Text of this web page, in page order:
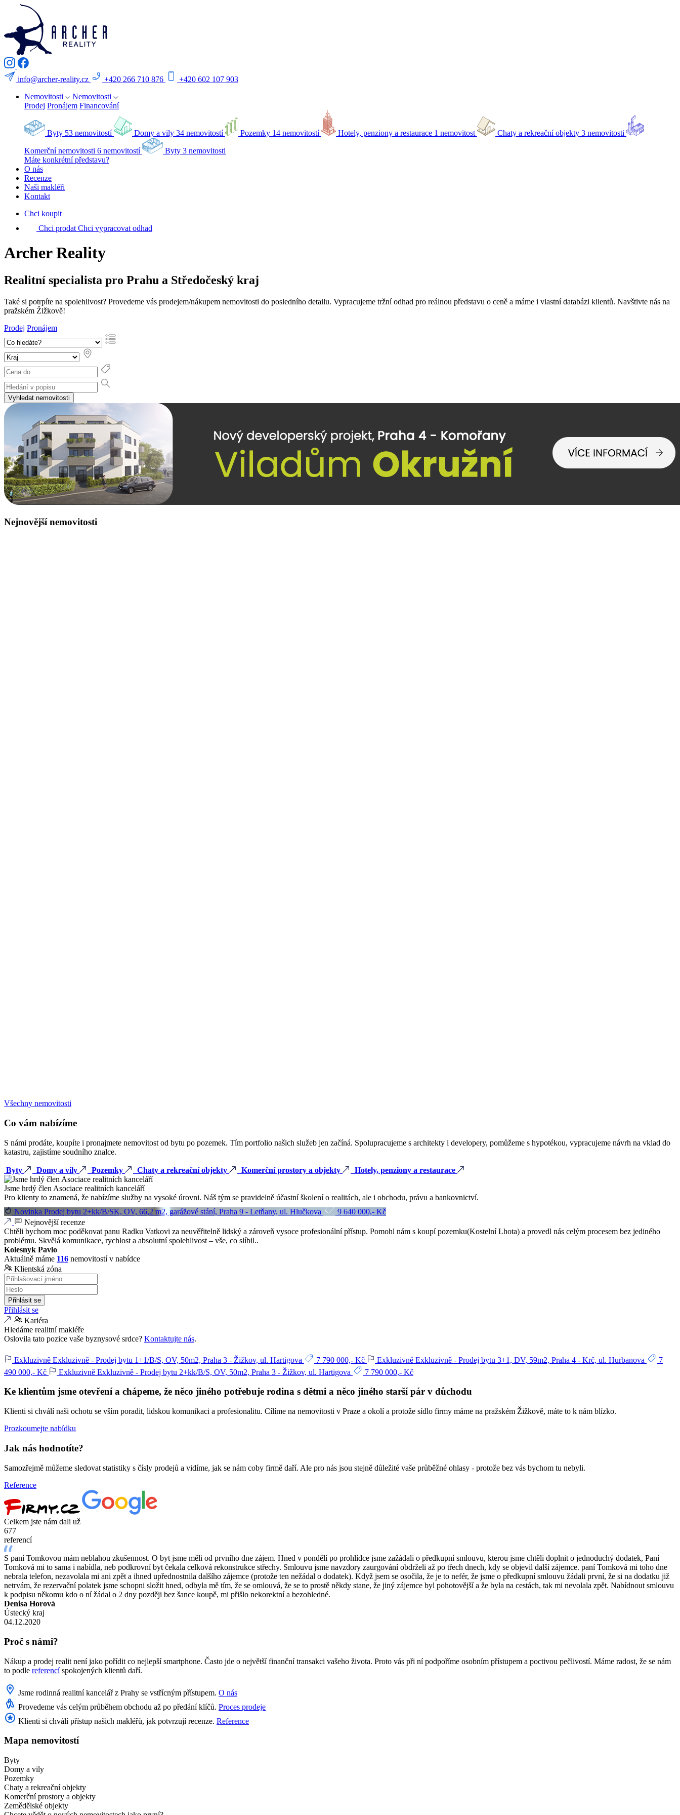
info@archer-reality.cz +420 266 710 876
+420 602 107 903
Nemovitosti
Nemovitosti
Prodej Pronájem Financování
Byty 53 nemovitostí Domy a vily 34 nemovitostí Pozemky 14 nemovitostí Hotely, penziony a restaurace 1 nemovitost Chaty a rekreační objekty 3 nemovitosti
Komerční nemovitosti 6 nemovitostí Byty 3 nemovitosti
Máte konkrétní představu?
O nás
Recenze
Naši makléři
Kontakt
Chci koupit
Chci prodat Chci vypracovat odhad
Archer Reality
Realitní specialista pro Prahu a Středočeský kraj
Také si potrpíte na spolehlivost? Provedeme vás prodejem/nákupem nemovitosti do posledního detailu. Vypracujeme tržní odhad pro reálnou představu o ceně a máme i vlastní databázi klientů. Navštivte nás na
pražském Žižkově!
Prodej Pronájem
Vyhledat nemovitosti
Nejnovější nemovitosti
Všechny nemovitosti
Co vám nabízíme
S námi prodáte, koupíte i pronajmete nemovitost od bytu po pozemek. Tím portfolio našich služeb jen začíná. Spolupracujeme s architekty i developery, pomůžeme s hypotékou, vypracujeme návrh na vklad do
katastru, zajistíme soudního znalce.
Byty Domy a vily Pozemky Chaty a rekreační objekty Komerční prostory a objekty Hotely, penziony a restaurace
Jsme hrdý člen Asociace realitních kanceláří
Pro klienty to znamená, že nabízíme služby na vysoké úrovni. Náš tým se pravidelně účastní školení o realitách, ale i obchodu, právu a bankovnictví.
Novinka Prodej bytu 2+kk/B/SK, OV, 66,2 m2, garážové stání, Praha 9 - Letňany, ul. Hlučkova
9 640 000,- Kč
Nejnovější recenze
Chtěli bychom moc poděkovat panu Radku Vatkovi za neuvěřitelně lidský a zároveň vysoce profesionální přístup. Pomohl nám s koupí pozemku(Kostelní Lhota) a provedl nás celým procesem bez jediného
problému. Skvělá komunikace, rychlost a absolutní spolehlivost – vše, co slíbil..
Kolesnyk Pavlo
Aktuálně máme 116 nemovitostí v nabídce
Klientská zóna
Přihlásit se
Přihlásit se
Kariéra
Hledáme realitní makléře
Oslovila tato pozice vaše byznysové srdce? Kontaktujte nás.
Exkluzivně Exkluzivně - Prodej bytu 1+1/B/S, OV, 50m2, Praha 3 - Žižkov, ul. Hartigova 7 790 000,- Kč Exkluzivně Exkluzivně - Prodej bytu 3+1, DV, 59m2, Praha 4 - Krč, ul. Hurbanova
7
490 000,- Kč
Exkluzivně Exkluzivně - Prodej bytu 2+kk/B/S, OV, 50m2, Praha 3 - Žižkov, ul. Hartigova 7 790 000,- Kč
Ke klientům jsme otevřenía chápeme, že něco jiného potřebuje rodina s dětmi a něco jiného starší pár v důchodu
Klienti si chválí naši ochotu se vším poradit, lidskou komunikaci a profesionalitu. Cílíme na nemovitosti v Praze a okolí a protože sídlo firmy máme na pražském Žižkově, máte to k nám blízko.
Prozkoumejte nabídku
Jak nás hodnotíte?
Samozřejmě můžeme sledovat statistiky s čísly prodejů a vidíme, jak se nám coby firmě daří. Ale pro nás jsou stejně důležité vaše průběžné ohlasy - protože bez vás bychom tu nebyli.
Reference
Celkem jste nám dali už
677
referencí
S paní Tomkovou mám neblahou zkušennost. O byt jsme měli od prvního dne zájem. Hned v pondělí po prohlídce jsme zažádali o předkupní smlouvu, kterou jsme chtěli doplnit o jednoduchý dodatek, Paní
Tomková mi to sama i nabídla, neb podkrovní byt čekala celková rekonstrukce střechy. Smlouvu jsme navzdory zaurgování obdrželi až po třech dnech, kdy se objevil další zájemce. paní Tomková mi toho dne
nebrala telefon, nezavolala mi ani zpět a ihned upřednostnila dalšího zájemce (protože ten nežádal o dodatek). Když jsem se osočila, že je to nefér, že jsme o předkupní smlouvu žádali první, že si na dodatku již
netrvám, že rezervační polatek jsme schopni složit hned, odbyla mě tím, že se omlouvá, že se to prostě někdy stane, že jiný zájemce byl pohotovější a že byla na cestách, tak mi nevolala zpět. Nabídnout smlouvu
k podpisu někomu kdo o ní žádal o 2 dny později bez šance koupě, mi přišlo nekorektní a bezohledné.
Denisa Horová
Ústecký kraj
04.12.2020
Proč s námi?
Nákup a prodej realit není jako pořídit co nejlepší smartphone. Často jde o největší finanční transakci vašeho života. Proto vás při ní podpoříme osobním přístupem a poctivou pečlivostí. Máme radost, že se nám
to podle referencíspokojených klientů daří.
Jsme rodinná realitní kancelář z Prahy se vstřícným přístupem. O nás
Provedeme vás celým průběhem obchodu až po předání klíčů. Proces prodeje
Klienti si chválí přístup našich makléřů, jak potvrzují recenze. Reference
Mapa nemovitostí
Byty
Domy a vily
Pozemky
Chaty a rekreační objekty
Komerční prostory a objekty
Zemědělské objekty